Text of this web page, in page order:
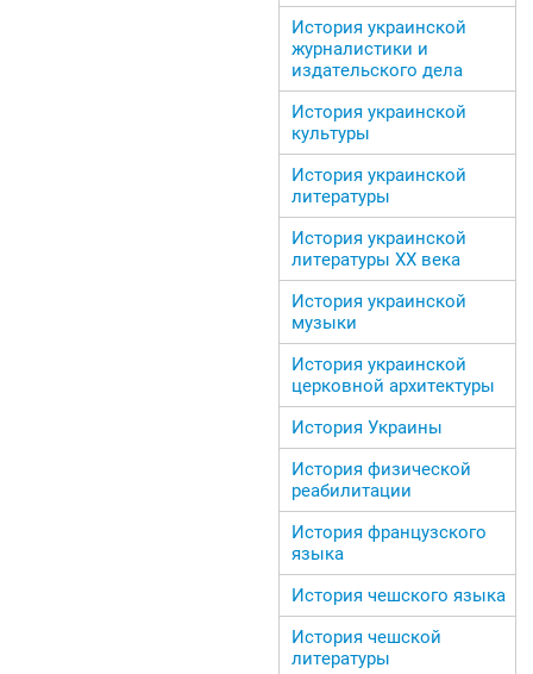
История украинской
журналистики и
издательского дела
История украинской
культуры
История украинской
литературы
История украинской
литературы ХХ века
История украинской
музыки
История украинской
церковной архитектуры
История Украины
История физической
реабилитации
История французского
языка
История чешского языка
История чешской
литературы